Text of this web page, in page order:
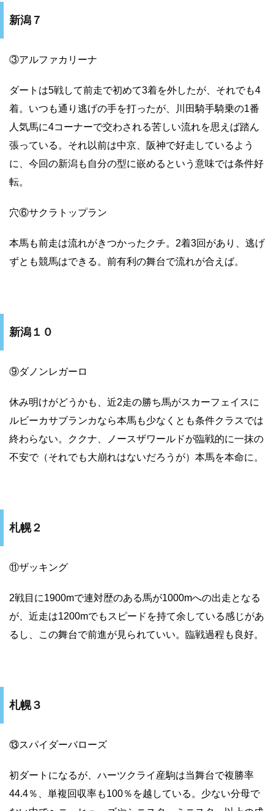
新潟７
③アルファカリーナ
ダートは5戦して前走で初めて3着を外したが、それでも4
着。いつも通り逃げの手を打ったが、川田騎手騎乗の1番
人気馬に4コーナーで交わされる苦しい流れを思えば踏ん
張っている。それ以前は中京、阪神で好走しているよう
に、今回の新潟も自分の型に嵌めるという意味では条件好
転。
穴⑥サクラトップラン
本馬も前走は流れがきつかったクチ。2着3回があり、逃げ
ずとも競馬はできる。前有利の舞台で流れが合えば。
新潟１０
⑨ダノンレガーロ
休み明けがどうかも、近2走の勝ち馬がスカーフェイスに
ルビーカサブランカなら本馬も少なくとも条件クラスでは
終わらない。ククナ、ノースザワールドが臨戦的に一抹の
不安で（それでも大崩れはないだろうが）本馬を本命に。
札幌２
⑪ザッキング
2戦目に1900mで連対歴のある馬が1000mへの出走となる
が、近走は1200mでもスピードを持て余している感じがあ
るし、この舞台で前進が見られていい。臨戦過程も良好。
札幌３
⑬スパイダーバローズ
初ダートになるが、ハーツクライ産駒は当舞台で複勝率
44.4％、単複回収率も100％を越している。少ない分母で